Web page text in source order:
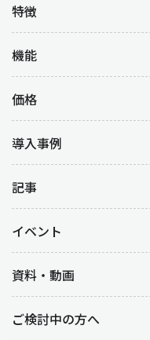
特徴
機能
価格
導入事例
記事
イベント
資料・動画
ご検討中の方へ